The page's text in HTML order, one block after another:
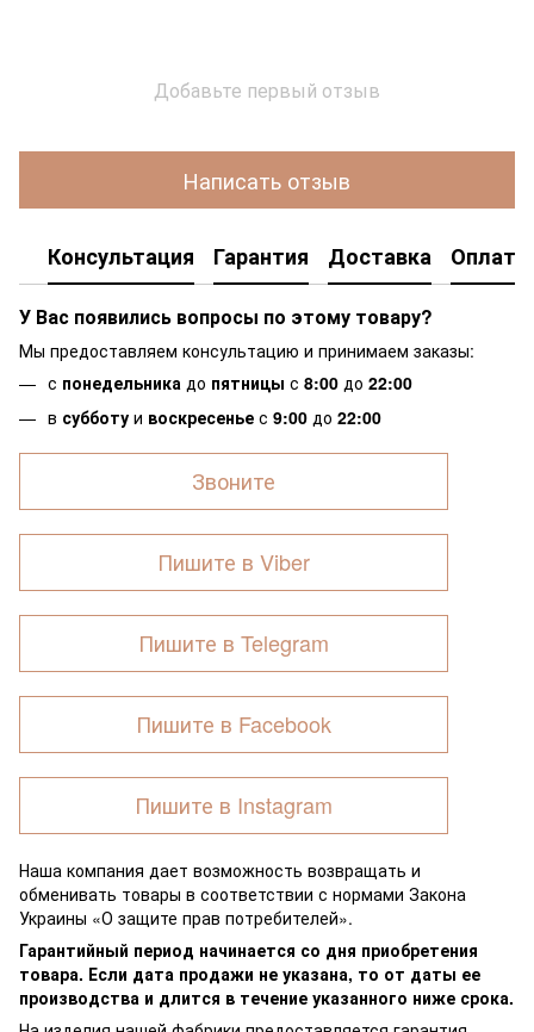
Добавьте первый отзыв
Написать отзыв
Консультация Гарантия Доставка Оплата
У Вас появились вопросы по этому товару?
Мы предоставляем консультацию и принимаем заказы:
с понедельника до пятницы с 8:00 до 22:00
в субботу и воскресенье с 9:00 до 22:00
Звоните
Пишите в Viber
Пишите в Telegram
Пишите в Facebook
Пишите в Instagram
Наша компания дает возможность возвращать и
обменивать товары в соответствии с нормами Закона
Украины «О защите прав потребителей».
Гарантийный период начинается со дня приобретения
товара. Если дата продажи не указана, то от даты ее
производства и длится в течение указанного ниже срока.